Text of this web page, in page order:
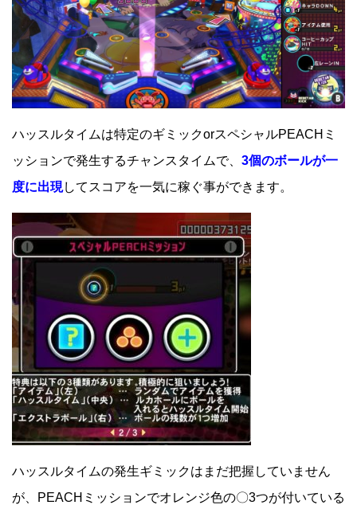
ハッスルタイムは特定のギミックorスペシャルPEACHミ
ッションで発生するチャンスタイムで、 3個のボールが一
度に出現してスコアを一気に稼ぐ事ができます。
ハッスルタイムの発生ギミックはまだ把握していません
が、PEACHミッションでオレンジ色の〇3つが付いている